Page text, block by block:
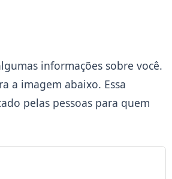
informações sobre você.
a imagem abaixo. Essa
pelas pessoas para quem